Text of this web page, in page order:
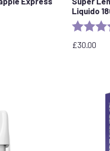
Liquido
£30.00